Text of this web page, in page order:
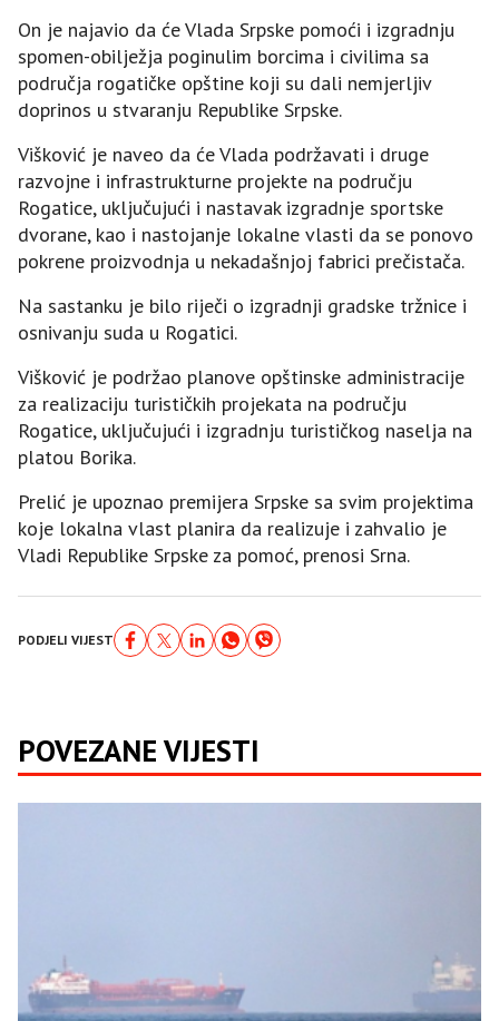
On je najavio da će Vlada Srpske pomoći i izgradnju
spomen-obilježja poginulim borcima i civilima sa
područja rogatičke opštine koji su dali nemjerljiv
doprinos u stvaranju Republike Srpske.
Višković je naveo da će Vlada podržavati i druge
razvojne i infrastrukturne projekte na području
Rogatice, uključujući i nastavak izgradnje sportske
dvorane, kao i nastojanje lokalne vlasti da se ponovo
pokrene proizvodnja u nekadašnjoj fabrici prečistača.
Na sastanku je bilo riječi o izgradnji gradske tržnice i
osnivanju suda u Rogatici.
Višković je podržao planove opštinske administracije
za realizaciju turističkih projekata na području
Rogatice, uključujući i izgradnju turističkog naselja na
platou Borika.
Prelić je upoznao premijera Srpske sa svim projektima
koje lokalna vlast planira da realizuje i zahvalio je
Vladi Republike Srpske za pomoć, prenosi Srna.
PODJELI VIJEST
POVEZANE VIJESTI